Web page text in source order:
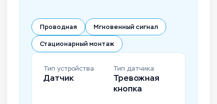
Проводная Мгновенный сигнал
Стационарный монтаж
Тип устройства
Датчик
Тип датчика
Тревожная
кнопка